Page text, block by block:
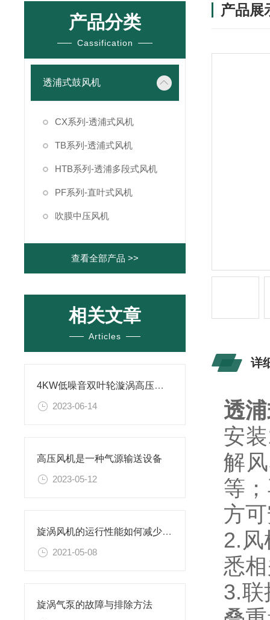
产品分类
Cassification
透浦式鼓风机
CX系列-透浦式风机
TB系列-透浦式风机
HTB系列-透浦多段式风机
PF系列-直叶式风机
吹膜中压风机
查看全部产品 >>
相关文章
Articles
4KW低噪音双叶轮漩涡高压风机特性介绍
2023-06-14
高压风机是一种气源输送设备
2023-05-12
旋涡风机的运行性能如何减少保障
2021-05-08
旋涡气泵的故障与排除方法
产品展
详
透
安装
解
等
方
2.风
悉
3.联